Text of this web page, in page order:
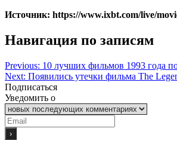
Источник: https://www.ixbt.com/live/
Навигация по записям
Previous: 10 лучших фильмов 1993 года
Next: Появились утечки фильма The
Подписаться
Уведомить о